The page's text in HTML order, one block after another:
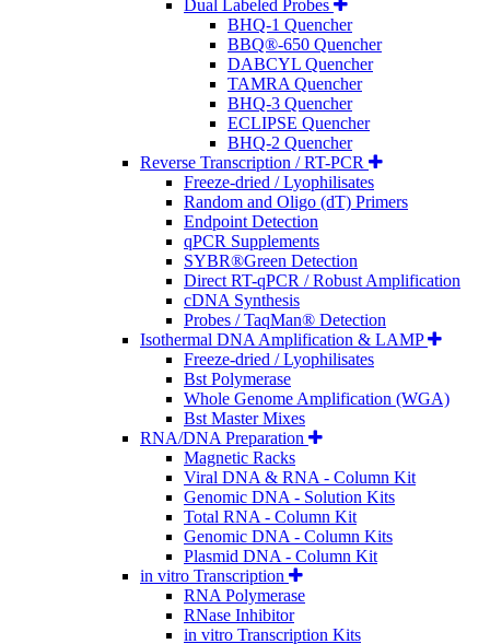
Dual Labeled Probes
BHQ-1 Quencher
BBQ®-650 Quencher
DABCYL Quencher
TAMRA Quencher
BHQ-3 Quencher
ECLIPSE Quencher
BHQ-2 Quencher
Reverse Transcription / RT-PCR
Freeze-dried / Lyophilisates
Random and Oligo (dT) Primers
Endpoint Detection
qPCR Supplements
SYBR®Green Detection
Direct RT-qPCR / Robust Amplification
cDNA Synthesis
Probes / TaqMan® Detection
Isothermal DNA Amplification & LAMP
Freeze-dried / Lyophilisates
Bst Polymerase
Whole Genome Amplification (WGA)
Bst Master Mixes
RNA/DNA Preparation
Magnetic Racks
Viral DNA & RNA - Column Kit
Genomic DNA - Solution Kits
Total RNA - Column Kit
Genomic DNA - Column Kits
Plasmid DNA - Column Kit
in vitro Transcription
RNA Polymerase
RNase Inhibitor
in vitro Transcription Kits